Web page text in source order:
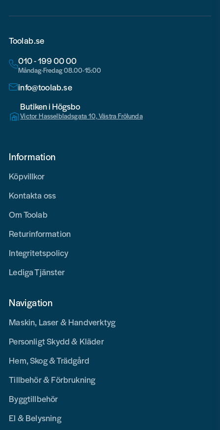
Toolab.se
010 - 199 00 00
Måndag-Fredag 08.00-15:00
info@toolab.se
Butiken i Högsbo
Victor Hasselbladsgata 10, Västra Frölunda
Information
Köpvillkor
Kontakta oss
Om Toolab
Returinformation
Integritetspolicy
Lediga Tjänster
Navigation
Maskin, Laser & Handverktyg
Personligt Skydd & Kläder
Hem, Skog & Trädgård
Tillbehör & Förbrukning
Byggtillbehör
El & Belysning